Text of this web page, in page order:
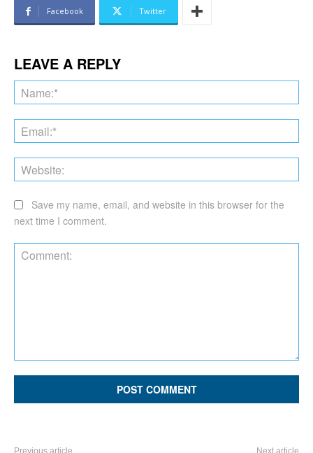
Facebook Twitter
LEAVE A REPLY
Save my name, email, and website in this browser for the
next time I comment.
Previous article Next article